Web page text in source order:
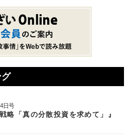
日号
略「真の分散投資を求めて」』